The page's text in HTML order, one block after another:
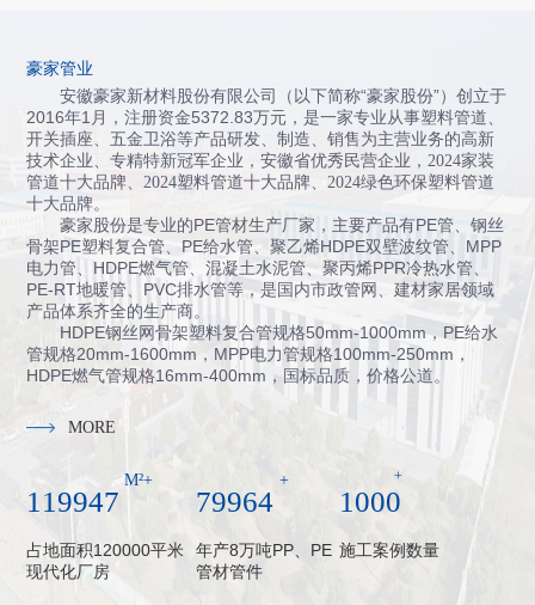
豪家管业
安徽豪家新材料股份有限公司（以下简称“豪家股份”）创立于
2016年1月，注册资金5372.83万元，是一家专业从事塑料管道、
开关插座、五金卫浴等产品研发、制造、销售为主营业务的高新
技术企业、专精特新冠军企业，安徽省优秀民营企业， 2024家装
管道十大品牌
2024塑料管道十大品牌 2024绿色环保塑料管道
十大品牌 。
豪家股份是专业的PE管材生产厂家，主要产品有PE管、钢丝
骨架PE塑料复合管、PE给水管、聚乙烯HDPE双壁波纹管、MPP
电力管、HDPE燃气管、混凝土水泥管、聚丙烯PPR冷热水管、
PE-RT地暖管、PVC排水管等，是国内市政管网、建材家居领域
产品体系齐全的生产商。
HDPE钢丝网骨架塑料复合管规格50mm-1000mm，PE给水
管规格20mm-1600mm，MPP电力管规格100mm-250mm，
HDPE燃气管规格16mm-400mm，国标品质，价格公道。
MORE
120000
M²+
占地面积120000平米
现代化厂房
80000
+
年产8万吨PP、PE
管材管件
1000
+
施工案例数量